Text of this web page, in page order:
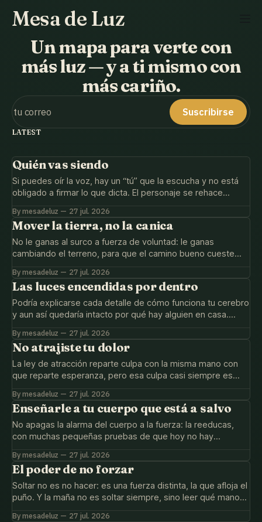
Mesa de Luz
Un mapa para verte con
más luz — y a ti mismo con
más cariño.
Suscribirse
LATEST
Quién vas siendo
Si puedes oír la voz, hay un “tú” que la escucha y no está
obligado a firmar lo que dicta. El personaje se rehace
By mesadeluz 27 jul. 2026
Mover la tierra, no la canica
No le ganas al surco a fuerza de voluntad: le ganas
cambiando el terreno, para que el camino bueno cueste
By mesadeluz 27 jul. 2026
Las luces encendidas por dentro
Podría explicarse cada detalle de cómo funciona tu cerebro
y aun así quedaría intacto por qué hay alguien en casa.
By mesadeluz 27 jul. 2026
No atrajiste tu dolor
La ley de atracción reparte culpa con la misma mano con
que reparte esperanza, pero esa culpa casi siempre es
By mesadeluz 27 jul. 2026
Enseñarle a tu cuerpo que está a salvo
No apagas la alarma del cuerpo a la fuerza: la reeducas,
con muchas pequeñas pruebas de que hoy no hay
By mesadeluz 27 jul. 2026
El poder de no forzar
Soltar no es no hacer: es una fuerza distinta, la que afloja el
puño. Y la maña no es soltar siempre, sino leer qué mano
By mesadeluz 27 jul. 2026